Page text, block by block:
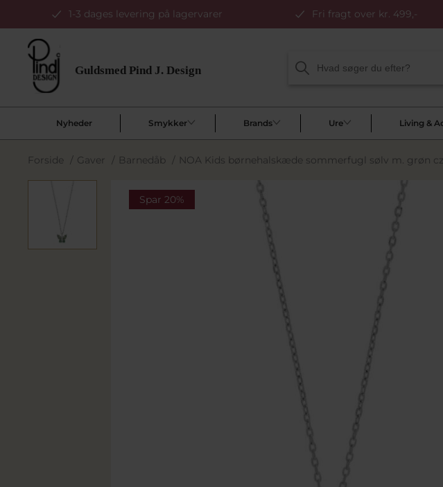
1-3 dages levering på lagervarer Fri fragt over kr. 499,-
Nyheder Smykker Brands Ure Living &
Forside / Gaver / Barnedåb / NOA Kids børnehalskæde sommerfugl sølv m. grøn
Spar 20%